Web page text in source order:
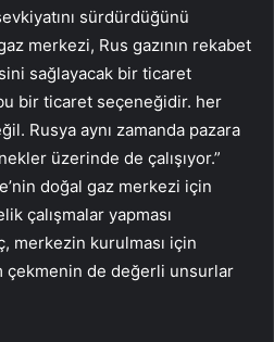
sürdürdüğünü
merkezi, Rus gazının rekabet
sağlayacak bir ticaret
bir ticaret seçeneğidir. her
Rusya aynı zamanda pazara
üzerinde de çalışıyor.”
doğal gaz merkezi için
çalışmalar yapması
merkezin kurulması için
çekmenin de değerli unsurlar